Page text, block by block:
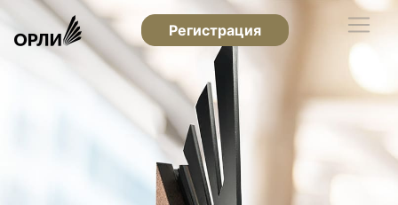
Регистрация